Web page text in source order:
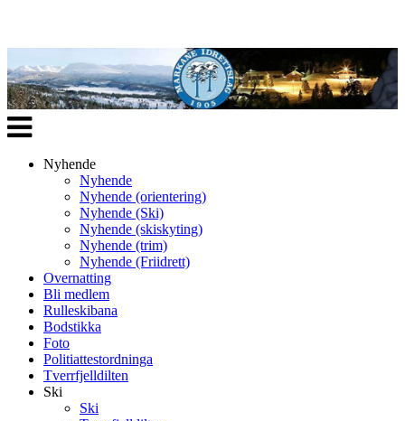
Veksle
navigasjon
Nyhende
Nyhende
Nyhende (orientering)
Nyhende (Ski)
Nyhende (skiskyting)
Nyhende (trim)
Nyhende (Friidrett)
Overnatting
Bli medlem
Rulleskibana
Bodstikka
Foto
Politiattestordninga
Tverrfjelldilten
Ski
Ski